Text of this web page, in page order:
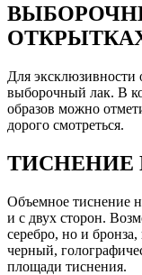
Для эксклюзивности
выборочный лак. В
образов можно
дорого смотреться.
ТИСНЕНИЕ
Объемное тиснение
и с двух сторон.
серебро, но и
черный,
площади тиснения.